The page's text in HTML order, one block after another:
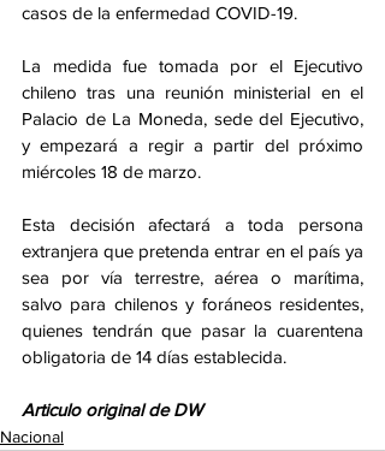
casos de la enfermedad COVID-19.
La medida fue tomada por el Ejecutivo
chileno tras una reunión ministerial en el
Palacio de La Moneda, sede del Ejecutivo,
y empezará a regir a partir del próximo
miércoles 18 de marzo.
Esta decisión afectará a toda persona
extranjera que pretenda entrar en el país ya
sea por vía terrestre, aérea o marítima,
salvo para chilenos y foráneos residentes,
quienes tendrán que pasar la cuarentena
obligatoria de 14 días establecida.
Articulo original de DW
Nacional